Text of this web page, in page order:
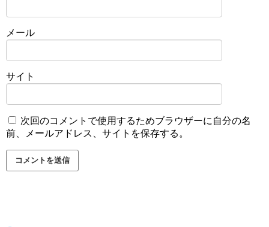
メール
サイト
次回のコメントで使用するためブラウザーに自分の名
前、メールアドレス、サイトを保存する。